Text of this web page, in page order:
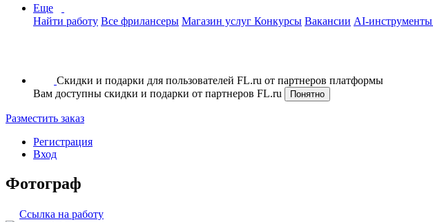
Еще
Найти работу Все фрилансеры Магазин услуг Конкурсы Вакансии AI-инструменты
Скидки и подарки для пользователей FL.ru от партнеров платформы
Вам доступны скидки и подарки от партнеров FL.ru
Понятно
Разместить заказ
Регистрация
Вход
Фотограф
Ссылка на работу